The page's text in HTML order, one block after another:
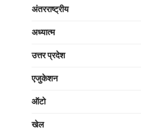
अंतरराष्ट्रीय
अध्यात्म
उत्तर प्रदेश
एजुकेशन
ऑटो
खेल